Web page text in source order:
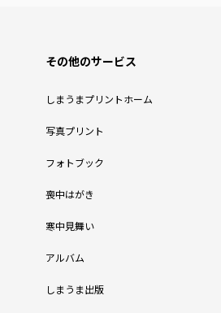
その他のサービス
しまうまプリントホーム
写真プリント
フォトブック
喪中はがき
寒中見舞い
アルバム
しまうま出版